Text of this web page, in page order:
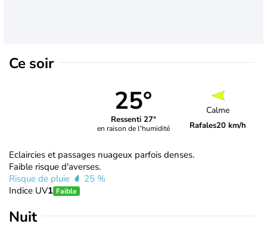
Ce soir
25°
Ressenti 27°
en raison de l'humidité
Calme
Rafales20 km/h
Eclaircies et passages nuageux parfois denses.
Faible risque d'averses.
Risque de pluie
25 %
Indice UV1 Faible
Nuit